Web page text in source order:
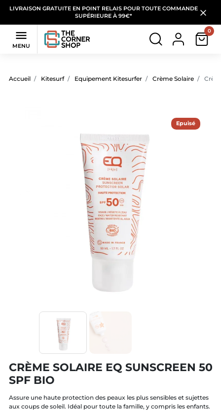
LIVRAISON GRATUITE EN POINT RELAIS POUR TOUTE COMMANDE
SUPÉRIEURE À 99€*

MENU
0
Accueil Kitesurf Equipement Kitesurfer Crème Solaire
Epuisé
CRÈME SOLAIRE EQ SUNSCREEN 50
SPF BIO
Assure une haute protection des peaux les plus sensibles et sujettes
aux coups de soleil. Idéal pour toute la famille, y compris les enfants.